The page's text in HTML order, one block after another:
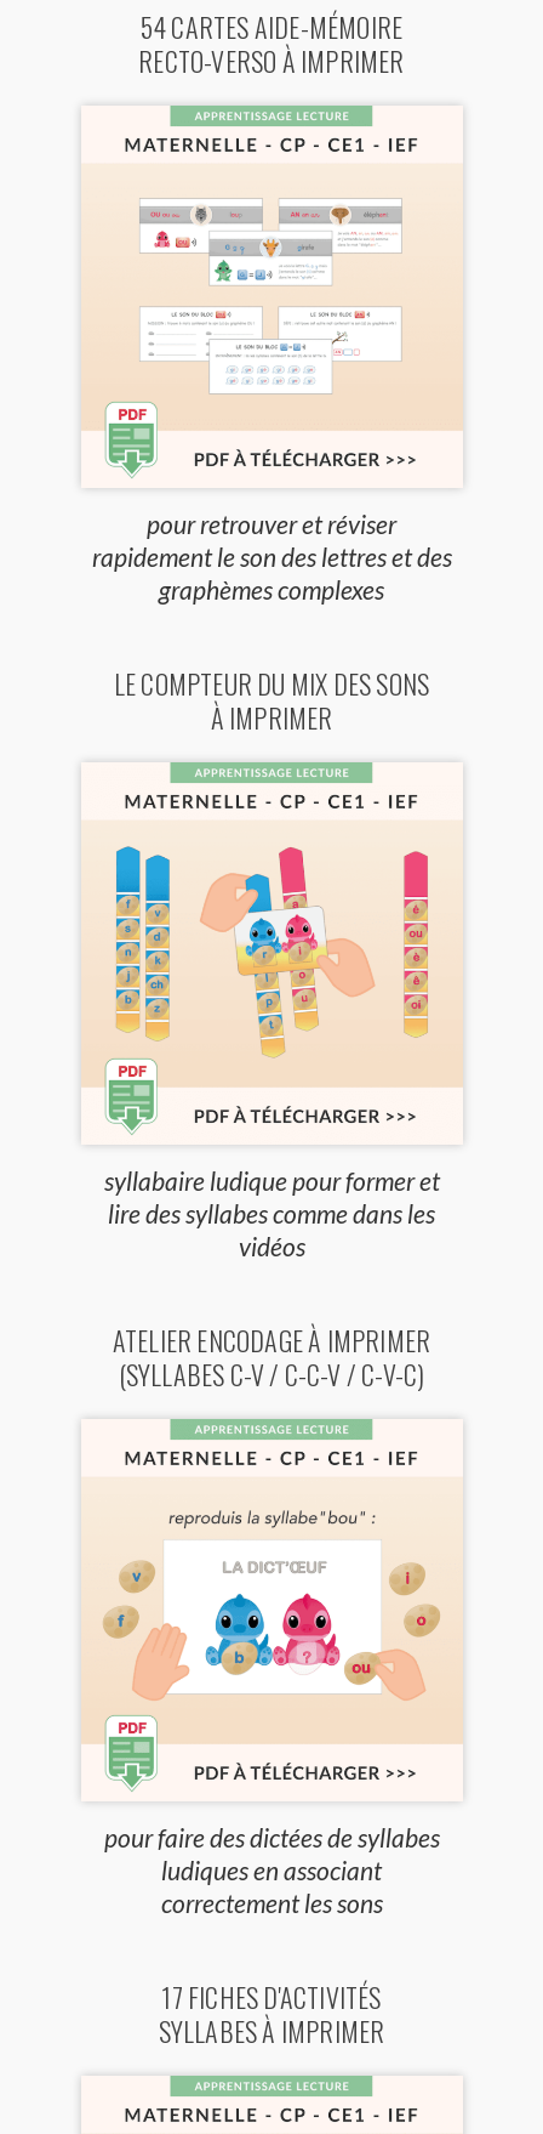
54 CARTES AIDE-MÉMOIRE
RECTO-VERSO À IMPRIMER
pour retrouver et réviser
rapidement le son des lettres et des
graphèmes complexes
LE COMPTEUR DU MIX DES SONS
À IMPRIMER
syllabaire ludique pour former et
lire des syllabes comme dans les
vidéos
ATELIER ENCODAGE À IMPRIMER
(SYLLABES C-V / C-C-V / C-V-C)
pour faire des dictées de syllabes
ludiques en associant
correctement les sons
17 FICHES D'ACTIVITÉS
SYLLABES À IMPRIMER